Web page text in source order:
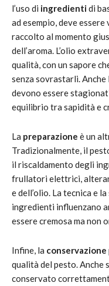
l’uso di ingredientidi
ad esempio, deve
raccolto al momento
dell’aroma. L’olio
qualità, con un sapore
senza sovrastarli.
devono essere
equilibrio tra sapidità e
La preparazione è un
Tradizionalmente, il
il riscaldamento degli
frullatori elettrici,
e dell’olio. La tecnica e
ingredienti influenzano
essere cremosa ma non
Infine, la conservazione
qualità del pesto. Anche
conservato